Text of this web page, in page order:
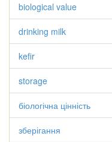
biological value
drinking milk
kefir
storage
біологічна цінність
зберігання